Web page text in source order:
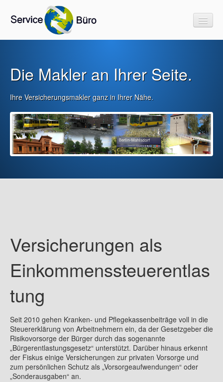
Start
Link`s & Downloads
Informatives
Beiträge/Rechengrößen Sozialversicherung 2025
FAQ`s Berufsunfähigkeit
FAQ`s Pflegeversicherung
Krankenversicherung - Pflicht oder Freiwillig?
Brutto - Netto Rechner
Riester- Förderung berechnen
Vorsorge und Arbeitskraftsicherung
Basisrente (Rüruprente)
Rente - wieviel Netto bleibt...
Impressum
Die Makler an Ihrer Seite.
Ihre Versicherungsmakler ganz in Ihrer Nähe.
Versicherungen als
Einkommenssteuerentlas
tung
Seit 2010 gehen Kranken- und Pflegekassenbeiträge voll in die
Steuererklärung von Arbeitnehmern ein, da der Gesetzgeber die
Risikovorsorge der Bürger durch das sogenannte
„Bürgerentlastungsgesetz“ unterstützt. Darüber hinaus erkennt
der Fiskus einige Versicherungen zur privaten Vorsorge und
zum persönlichen Schutz als „Vorsorgeaufwendungen“ oder
„Sonderausgaben“ an.